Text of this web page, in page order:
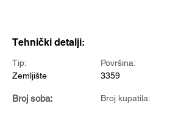
Tehnički detalji:
Tip:
Zemljište
Broj soba:
Površina:
3359
Broj kupatila: